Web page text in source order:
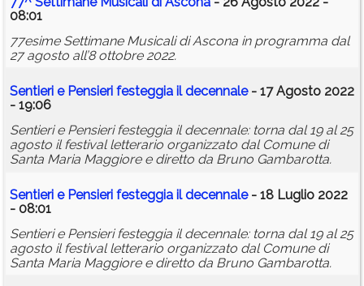
08:01
77esime Settimane Musicali di Ascona in programma dal
27 agosto all’8 ottobre 2022.
Sentieri e Pensieri festeggia il decennale- 17 Agosto 2022
- 19:06
Sentieri e Pensieri festeggia il decennale: torna dal 19 al 25
agosto il festival letterario organizzato dal Comune di
Santa Maria Maggiore e diretto da Bruno Gambarotta.
Sentieri e Pensieri festeggia il decennale- 18 Luglio 2022
- 08:01
Sentieri e Pensieri festeggia il decennale: torna dal 19 al 25
agosto il festival letterario organizzato dal Comune di
Santa Maria Maggiore e diretto da Bruno Gambarotta.